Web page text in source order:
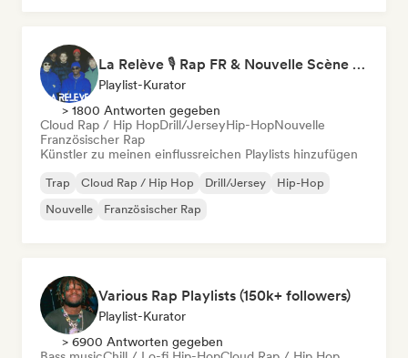
La Relève 🎙️ Rap FR & Nouvelle Scène Hip-Hop
Playlist-Kurator
> 1800 Antworten gegeben
Cloud Rap / Hip HopDrill/JerseyHip-HopNouvelle
Französischer Rap
Künstler zu meinen einflussreichen Playlists hinzufügen
Trap Cloud Rap / Hip Hop Drill/Jersey
Hip-Hop
Nouvelle
Französischer Rap
Various Rap Playlists (150k+ followers)
Playlist-Kurator
> 6900 Antworten gegeben